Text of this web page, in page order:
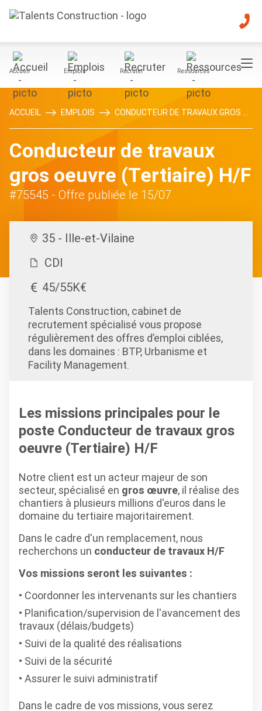
Accueil Emplois Recruter Ressources
ACCUEIL EMPLOIS CONDUCTEUR DE TRAVAUX GROS ...
Conducteur de travaux
gros oeuvre (Tertiaire) H/F
#75545 - Offre publiée le 15/07
35 - Ille-et-Vilaine
CDI
45/55K€
Talents Construction, cabinet de
recrutement spécialisé vous propose
régulièrement des offres d’emploi ciblées,
dans les domaines : BTP, Urbanisme et
Facility Management.
Les missions principales pour le
poste Conducteur de travaux gros
oeuvre (Tertiaire) H/F
Notre client est un acteur majeur de son
secteur, spécialisé en gros œuvre, il réalise des
chantiers à plusieurs millions d'euros dans le
domaine du tertiaire majoritairement.
Dans le cadre d'un remplacement, nous
recherchons un conducteur de travaux H/F
Vos missions seront les suivantes :
Coordonner les intervenants sur les chantiers
Planification/supervision de l'avancement des
travaux (délais/budgets)
Suivi de la qualité des réalisations
Suivi de la sécurité
Assurer le suivi administratif
Dans le cadre de vos missions, vous serez